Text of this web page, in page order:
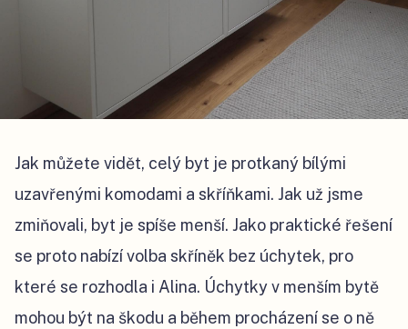
Jak můžete vidět, celý byt je protkaný bílými
uzavřenými komodami a skříňkami. Jak už jsme
zmiňovali, byt je spíše menší. Jako praktické řešení
se proto nabízí volba skříněk bez úchytek, pro
které se rozhodla i Alina. Úchytky v menším bytě
mohou být na škodu a během procházení se o ně